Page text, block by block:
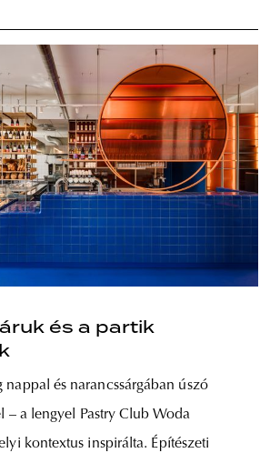
és a partik
nappal és narancssárgában úszó
– a lengyel Pastry Club Woda
kontextus inspirálta. Építészeti